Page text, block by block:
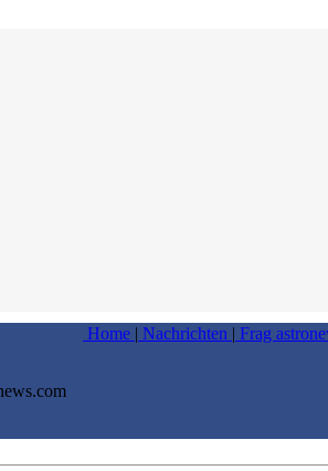
Home | Nachrichten | Frag